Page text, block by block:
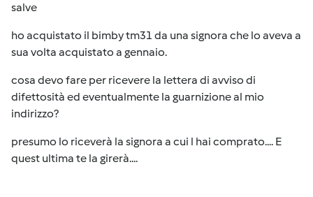
salve
ho acquistato il bimby tm31 da una signora che lo aveva a
sua volta acquistato a gennaio.
cosa devo fare per ricevere la lettera di avviso di
difettosità ed eventualmente la guarnizione al mio
indirizzo?
presumo lo riceverà la signora a cui l hai comprato.... E
quest ultima te la girerà....